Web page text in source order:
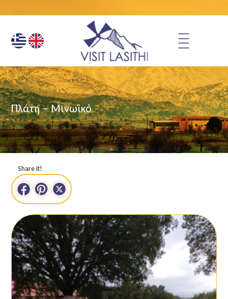
Πλάτη – Μινωϊκό
Share it!